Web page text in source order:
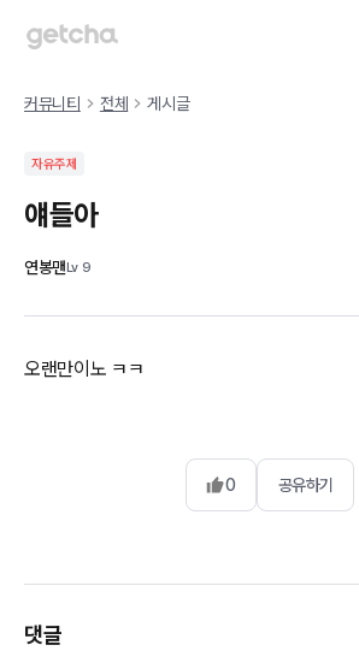
커뮤니티 전체 게시글
자유주제
얘들아
연봉맨Lv 9
오랜만이노 ㅋㅋ
0 공유하기
댓글